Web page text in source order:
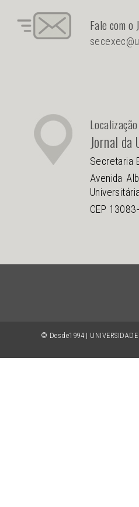
© Desde1994 |
Fale com o
Localização
Jornal da
Secretaria
Avenida
Universitária
CEP